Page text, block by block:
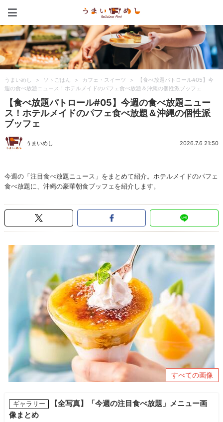
うまいめし > ソトごはん > カフェ・スイーツ >
【食べ放題パトロール#05】今
週の食べ放題ニュース！ホテルメイドのパフェ食べ放題＆沖縄の個性派ブッフェ
【食べ放題パトロール#05】今週の食べ放題ニュー
ス！ホテルメイドのパフェ食べ放題＆沖縄の個性派
ブッフェ
うまいめし 2026.7.6 21:50
今週の「注目食べ放題ニュース」をまとめて紹介。ホテルメイドのパフェ
食べ放題に、沖縄の豪華朝食ブッフェを紹介します。
すべての画像
ギャラリー
【全写真】「今週の注目食べ放題」メニュー画
像まとめ